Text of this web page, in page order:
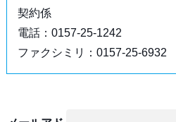
契約係
電話：0157-25-1242
ファクシミリ：0157-25-6932